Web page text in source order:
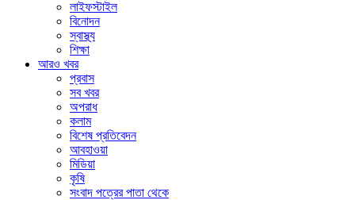
লাইফস্টাইল
বিনোদন
স্বাস্থ্য
শিক্ষা
আরও খবর
প্রবাস
সব খবর
অপরাধ
কলাম
বিশেষ প্রতিবেদন
আবহাওয়া
মিডিয়া
কৃষি
সংবাদ পত্রের পাতা থেকে